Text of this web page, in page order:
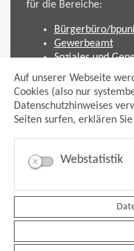
Auf unserer Webseite
Cookies (also nur
Datenschutzhinweises
Seiten surfen, erklären
Webstatistik
für die Bereiche:
Bürgerbüro/
Gewerbeamt
Soziales und
Standesamt
Planen und
Impressum
Datenschutzhinweis
Anmelden
Facebook
xing
Newsfeed